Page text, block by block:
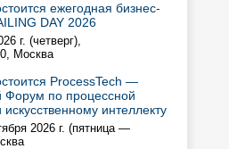
ежегодная бизнес-
DAY 2026
г. (четверг),
, Москва
ProcessTech —
Форум по процессной
интеллекту
2026 г. (пятница —